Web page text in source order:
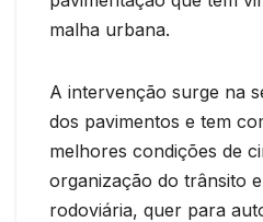
malha urbana.
A intervenção surge na
dos pavimentos e tem
melhores condições de
organização do trânsito
rodoviária, quer para